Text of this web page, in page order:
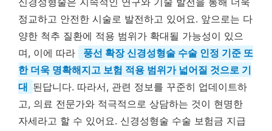
정교하고 안전한 시술로 발전하고 있어요. 앞으로는 다
양한 척추 질환에 적용 범위가 확대될 가능성이 있으
며, 이에 따라
풍선 확장 신경성형술 수술 인정 기준 또
한 더욱 명확해지고 보험 적용 범위가 넓어질 것으로 기
대 된답니다. 따라서, 관련 정보를 꾸준히 업데이트하
고, 의료 전문가와 적극적으로 상담하는 것이 현명한
자세라고 할 수 있어요. 신경성형술 수술 보험금 지급